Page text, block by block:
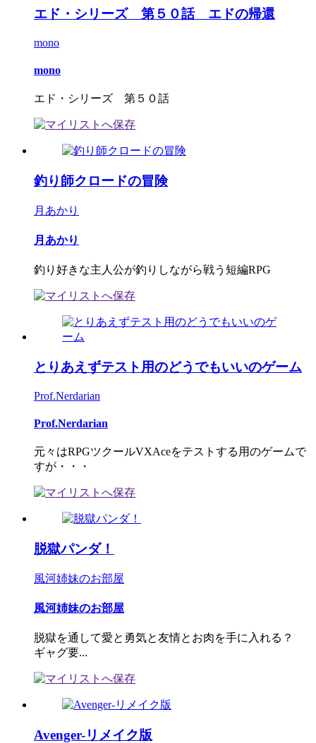
エド・シリーズ 第５０話 エドの帰還
mono
mono
エド・シリーズ 第５０話
釣り師クロードの冒険
月あかり
月あかり
釣り好きな主人公が釣りしながら戦う短編RPG
とりあえずテスト用のどうでもいいのゲーム
Prof.Nerdarian
Prof.Nerdarian
元々はRPGツクールVXAceをテストする用のゲームで
すが・・・
脱獄パンダ！
風河姉妹のお部屋
風河姉妹のお部屋
脱獄を通して愛と勇気と友情とお肉を手に入れる？
ギャグ要...
Avenger-リメイク版